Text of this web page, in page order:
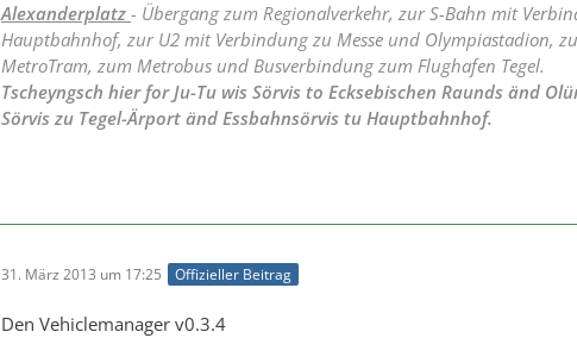
Alexanderplatz - Übergang zum Regionalverkehr, zur S-Bahn mit
Hauptbahnhof, zur U2 mit Verbindung zu Messe und Olympiastadion,
MetroTram, zum Metrobus und Busverbindung zum Flughafen Tegel.
Tscheyngsch hier for Ju-Tu wis Sörvis to Ecksebischen Raunds änd
Sörvis zu Tegel-Ärport änd Essbahnsörvis tu Hauptbahnhof.
31. März 2013 um 17:25 Offizieller Beitrag
Den Vehiclemanager v0.3.4